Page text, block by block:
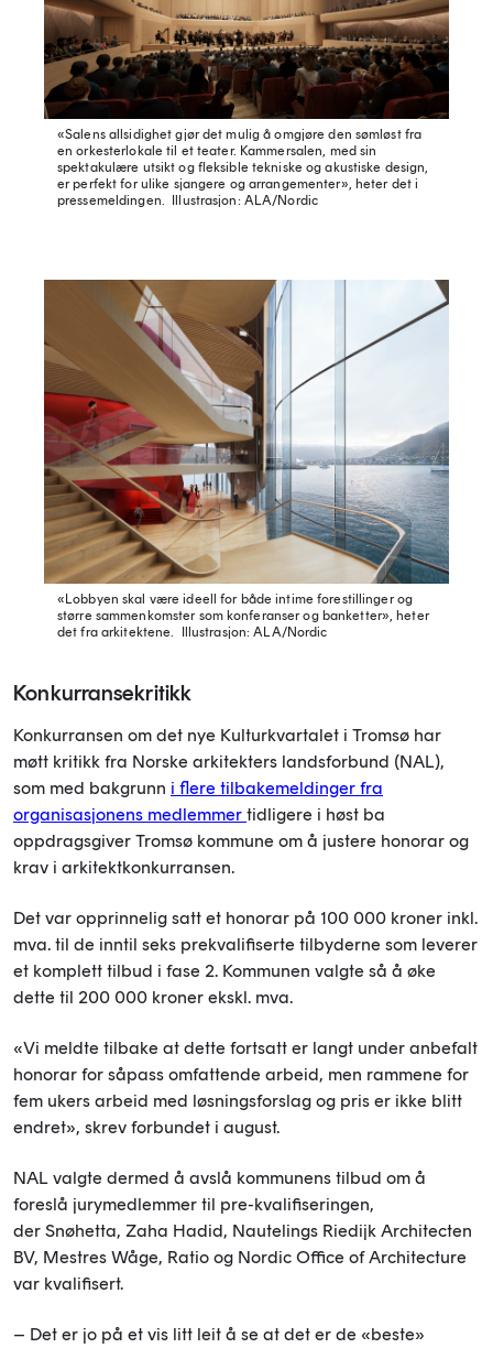
«Salens allsidighet gjør det mulig å omgjøre den sømløst fra
en orkesterlokale til et teater. Kammersalen, med sin
spektakulære utsikt og fleksible tekniske og akustiske design,
er perfekt for ulike sjangere og arrangementer», heter det i
pressemeldingen.
Illustrasjon: ALA/Nordic
«Lobbyen skal være ideell for både intime forestillinger og
større sammenkomster som konferanser og banketter», heter
det fra arkitektene.
Illustrasjon: ALA/Nordic
Konkurransekritikk
Konkurransen om det nye Kulturkvartalet i Tromsø har
møtt kritikk fra Norske arkitekters landsforbund (NAL),
som med bakgrunn i flere tilbakemeldinger fra
organisasjonens medlemmer tidligere i høst ba
oppdragsgiver Tromsø kommune om å justere honorar og
krav i arkitektkonkurransen.
Det var opprinnelig satt et honorar på 100 000 kroner inkl.
mva. til de inntil seks prekvalifiserte tilbyderne som leverer
et komplett tilbud i fase 2. Kommunen valgte så å øke
dette til 200 000 kroner ekskl. mva.
«Vi meldte tilbake at dette fortsatt er langt under anbefalt
honorar for såpass omfattende arbeid, men rammene for
fem ukers arbeid med løsningsforslag og pris er ikke blitt
endret», skrev forbundet i august.
NAL valgte dermed å avslå kommunens tilbud om å
foreslå jurymedlemmer til pre-kvalifiseringen,
der Snøhetta, Zaha Hadid, Nautelings Riedijk Architecten
BV, Mestres Wåge, Ratio og Nordic Office of Architecture
var kvalifisert.
– Det er jo på et vis litt leit å se at det er de «beste»